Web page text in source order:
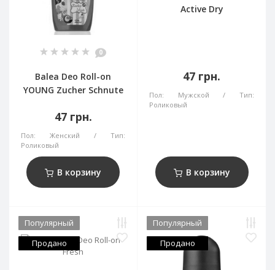
0
Balea Deo Roll-on
YOUNG Zucher Schnute
47 грн.
Пол: Женский
Тип:
Роликовый
В корзину
Active Dry
47 грн.
Пол: Мужской
Тип:
Роликовый
В корзину
Популярный
Продано
Популярный
Продано